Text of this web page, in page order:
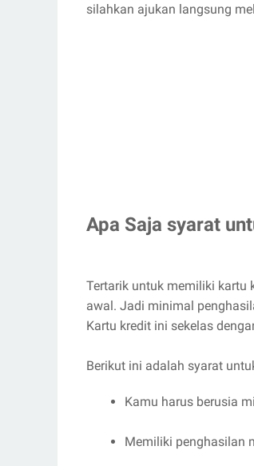
silahkan ajukan langsung
Apa Saja syarat
Tertarik untuk memiliki kartu
awal. Jadi minimal
Kartu kredit ini sekelas
Berikut ini adalah syarat
Kamu harus berusia
Memiliki penghasilan